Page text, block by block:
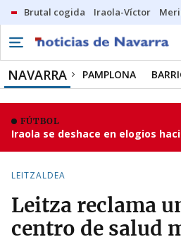
Brutal cogida Iraola-Víctor
NAVARRA PAMPLONA
FÚTBOL
Iraola se deshace en elogios
LEITZALDEA
Leitza reclama
centro de salud